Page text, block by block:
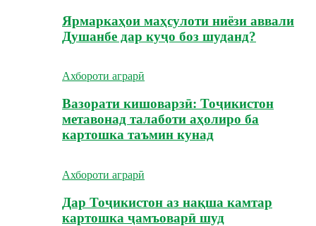
Ярмаркаҳои маҳсулоти ниёзи аввали
Душанбе дар куҷо боз шуданд?
Ахбороти аграрӣ
Вазорати кишоварзӣ: Тоҷикистон
метавонад талаботи аҳолиро ба
картошка таъмин кунад
Ахбороти аграрӣ
Дар Тоҷикистон аз нақша камтар
картошка ҷамъоварӣ шуд